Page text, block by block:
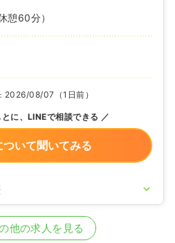
休憩60分）
2026/08/07（1日前）
に、LINEで相談できる
ついて聞いてみる
集を休止
集を開始
他の求人を見る